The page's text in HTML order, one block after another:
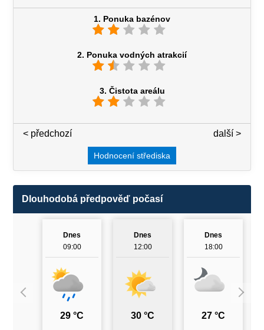
1. Ponuka bazénov
2. Ponuka vodných atrakcií
3. Čistota areálu
další >
< předchozí
Hodnocení střediska
Dlouhodobá předpověď počasí
Dnes
09:00
29 °C
Dnes
12:00
30 °C
Dnes
18:00
27 °C